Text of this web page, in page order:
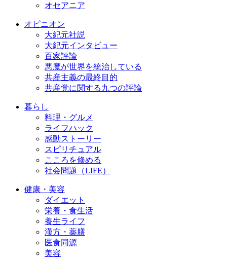
オセアニア
オピニオン
大紀元社説
大紀元インタビュー
百家評論
悪魔が世界を統治している
共産主義の最終目的
共産党に関する九つの評論
暮らし
料理・グルメ
ライフハック
感動ストーリー
スピリチュアル
こころを修める
社会問題（LIFE）
健康・美容
ダイエット
栄養・食生活
養生ライフ
漢方・薬膳
医食同源
美容